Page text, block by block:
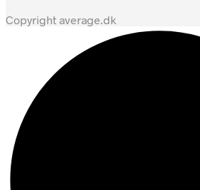
Copyright average.dk